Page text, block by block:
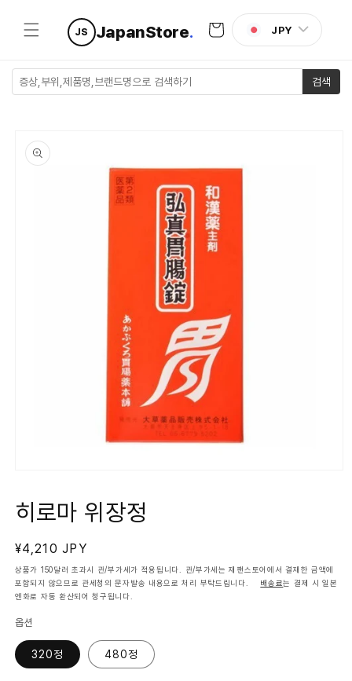
건너뛰기
JS JapanStore.
트
JPY
검색
로 건너뛰
기
에
서
어
열
기
히로마 위장정
정
가
¥4,210 JPY
상품가 150달러 초과시 관/부가세가 적용됩니다. 관/부가세는 재팬스토어에서 결재한 금액에
포함되지 않으므로 관세청의 문자발송 내용으로 처리 부탁드립니다. 배송료는 결제 시 일본
엔화로 자동 환산되어 청구됩니다.
옵션
320정 480정